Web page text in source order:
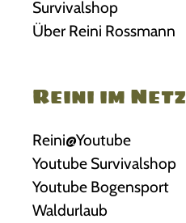
Survivalshop
Über Reini Rossmann
Reini im Netz
Reini@Youtube
Youtube Survivalshop
Youtube Bogensport
Waldurlaub